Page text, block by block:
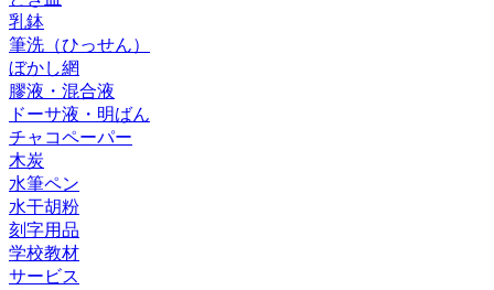
乳鉢
筆洗（ひっせん）
ぼかし網
膠液・混合液
ドーサ液・明ばん
チャコペーパー
木炭
水筆ペン
水干胡粉
刻字用品
学校教材
サービス